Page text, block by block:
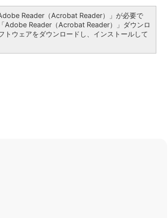
Reader（Acrobat Reader）」が必要で
Adobe Reader（Acrobat Reader）」ダウンロ
トウェアをダウンロードし、インストールして